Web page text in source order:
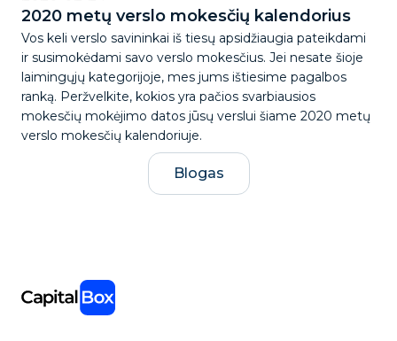
2020 metų verslo mokesčių kalendorius
Vos keli verslo savininkai iš tiesų apsidžiaugia pateikdami
ir susimokėdami savo verslo mokesčius. Jei nesate šioje
laimingųjų kategorijoje, mes jums ištiesime pagalbos
ranką. Peržvelkite, kokios yra pačios svarbiausios
mokesčių mokėjimo datos jūsų verslui šiame 2020 metų
verslo mokesčių kalendoriuje.
Blogas